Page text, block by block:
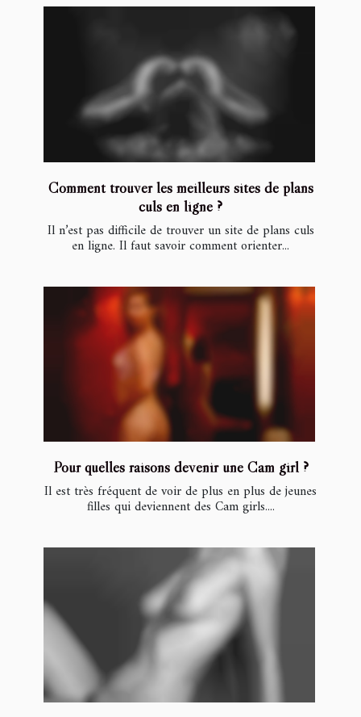
Comment trouver les meilleurs sites de plans
culs en ligne ?
Il n’est pas difficile de trouver un site de plans culs
en ligne. Il faut savoir comment orienter...
Pour quelles raisons devenir une Cam girl ?
Il est très fréquent de voir de plus en plus de jeunes
filles qui deviennent des Cam girls....